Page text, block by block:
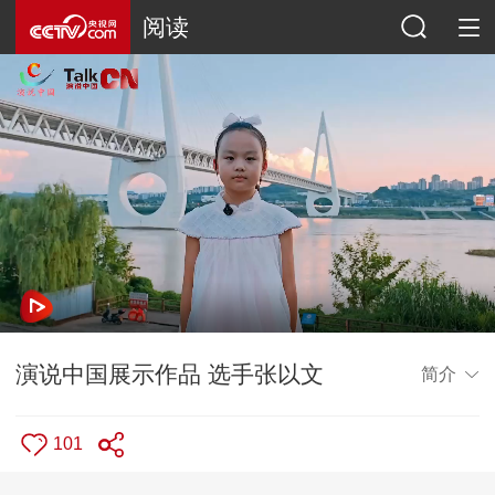
阅读
演说中国展示作品 选手张以文 简介
101